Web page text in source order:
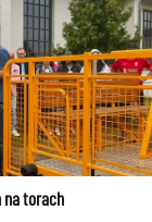
na torach